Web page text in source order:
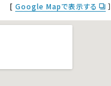
[ Google Mapで表示する ］